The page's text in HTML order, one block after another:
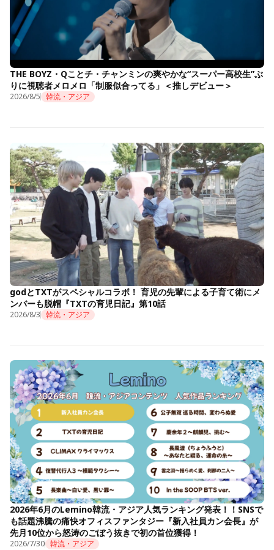
THE BOYZ・Qことチ・チャンミンの爽やかな“スーパー高校生”ぶ
りに視聴者メロメロ「制服似合ってる」＜推しデビュー＞
2026/8/5 韓流・アジア
godとTXTがスペシャルコラボ！ 育児の先輩による子育て術にメ
ンバーも脱帽『TXTの育児日記』第10話
2026/8/3 韓流・アジア
2026年6月のLemino韓流・アジア人気ランキング発表！！SNSで
も話題沸騰の痛快オフィスファンタジー『新入社員カン会長』が
先月10位から怒涛のごぼう抜きで初の首位獲得！
2026/7/30 韓流・アジア